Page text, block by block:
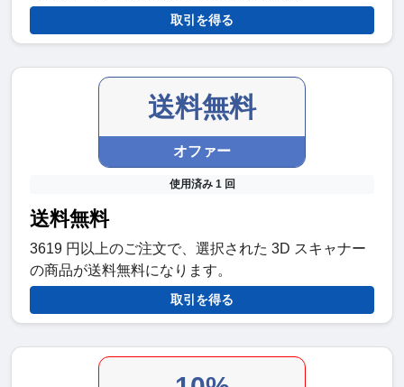
取引を得る
送料無料
オファー
使用済み 1 回
送料無料
3619 円以上のご注文で、選択された 3D スキャナー
の商品が送料無料になります。
取引を得る